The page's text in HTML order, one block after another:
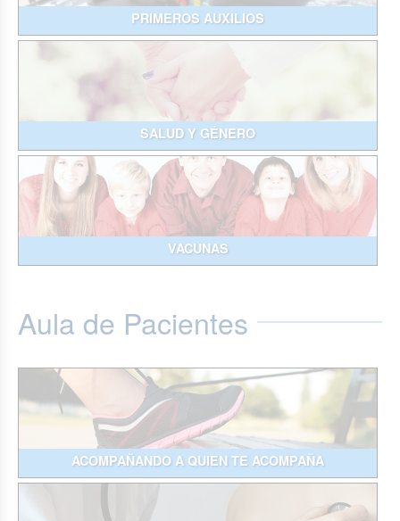
PRIMEROS AUXILIOS
SALUD Y GÉNERO
VACUNAS
Aula de Pacientes
ACOMPAÑANDO A QUIEN TE ACOMPAÑA